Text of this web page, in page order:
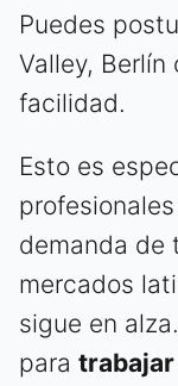
Puedes
Valley, Berlín
facilidad.
Esto es
demanda de
mercados
sigue en
para